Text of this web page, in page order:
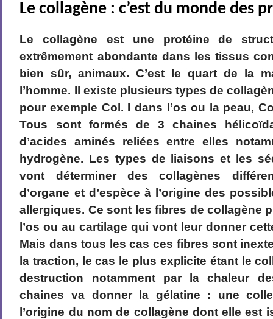
Le collagène : c’est du monde des
Le collagène est une protéine de
extrêmement abondante dans les tissus
bien sûr, animaux. C’est le quart de la
l’homme. Il existe plusieurs types de
pour exemple Col. I dans l’os ou la peau,
Tous sont formés de 3 chaines
d’acides aminés reliées entre elles
hydrogène. Les types de liaisons et les
vont déterminer des collagènes
d’organe et d’espèce à l’origine des
allergiques. Ce sont les fibres de collagène
l’os ou au cartilage qui vont leur donner
Mais dans tous les cas ces fibres sont
la traction, le cas le plus explicite étant le
destruction notamment par la chaleur
chaines va donner la gélatine : une
l’origine du nom de collagène dont elle est